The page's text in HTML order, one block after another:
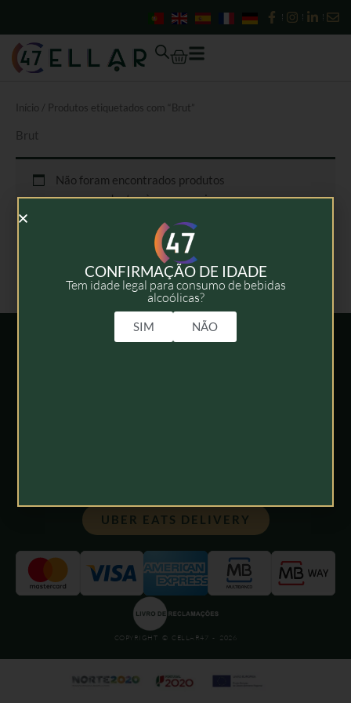
content
Cart
Início / Produtos etiquetados com “Brut”
Brut
Não foram encontrados produtos
correspondentes à sua pesquisa.
UBER EATS DELIVERY
COPYRIGHT © CELLAR47 - 2026
CONFIRMAÇÃO DE IDADE
Tem idade legal para consumo de bebidas
alcoólicas?
SIM NÃO